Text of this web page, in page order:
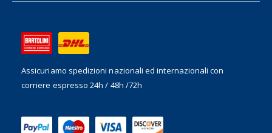
Assicuriamo spedizioni nazionali ed internazionalicon
corriere espresso 24h / 48h /72h